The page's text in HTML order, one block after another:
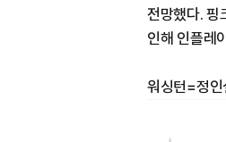
전망했다. 핑
인해 인플레
워싱턴=정